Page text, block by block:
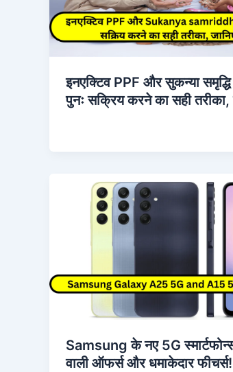
इनएक्टिव PPF और सुकन्या
पुनः सक्रिय करने का सही
Samsung के नए 5G
वाली ऑफर्स और धमाकेदार